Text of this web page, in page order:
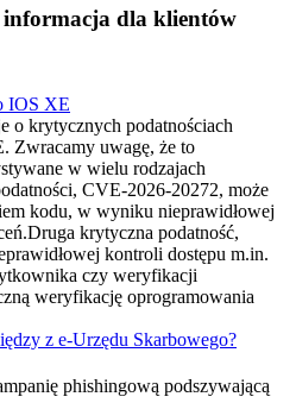
informacja dla klientów
IOS XE
o krytycznych podatnościach
Zwracamy uwagę, że to
w wielu rodzajach
CVE-2026-20272, może
kodu, w wyniku nieprawidłowej
krytyczna podatność,
kontroli dostępu m.in.
czy weryfikacji
weryfikację oprogramowania
z e-Urzędu Skarbowego?
phishingową podszywającą